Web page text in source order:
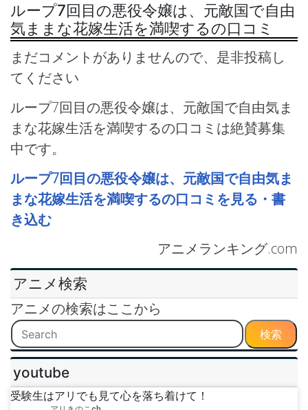
ループ7回目の悪役令嬢は、元敵国で自由
気ままな花嫁生活を満喫するの口コミ
まだコメントがありませんので、是非投稿し
てください
ループ7回目の悪役令嬢は、元敵国で自由気ま
まな花嫁生活を満喫するの口コミは絶賛募集
中です。
ループ7回目の悪役令嬢は、元敵国で自由気ま
まな花嫁生活を満喫するの口コミを見る・書
き込む
アニメランキング.com
アニメ検索
アニメの検索はここから
検索
youtube
受験生はアリでも見て心を落ち着けて！